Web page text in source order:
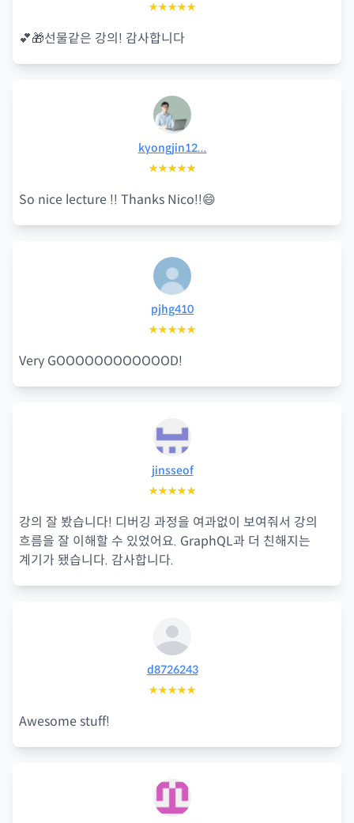
★★★★★
💕🎁선물같은 강의! 감사합니다
kyongjin12...
★★★★★
So nice lecture !! Thanks Nico!!😄
pjhg410
★★★★★
Very GOOOOOOOOOOOOD!
jinsseof
★★★★★
강의 잘 봤습니다! 디버깅 과정을 여과없이 보여줘서 강의
흐름을 잘 이해할 수 있었어요. GraphQL과 더 친해지는
계기가 됐습니다. 감사합니다.
d8726243
★★★★★
Awesome stuff!